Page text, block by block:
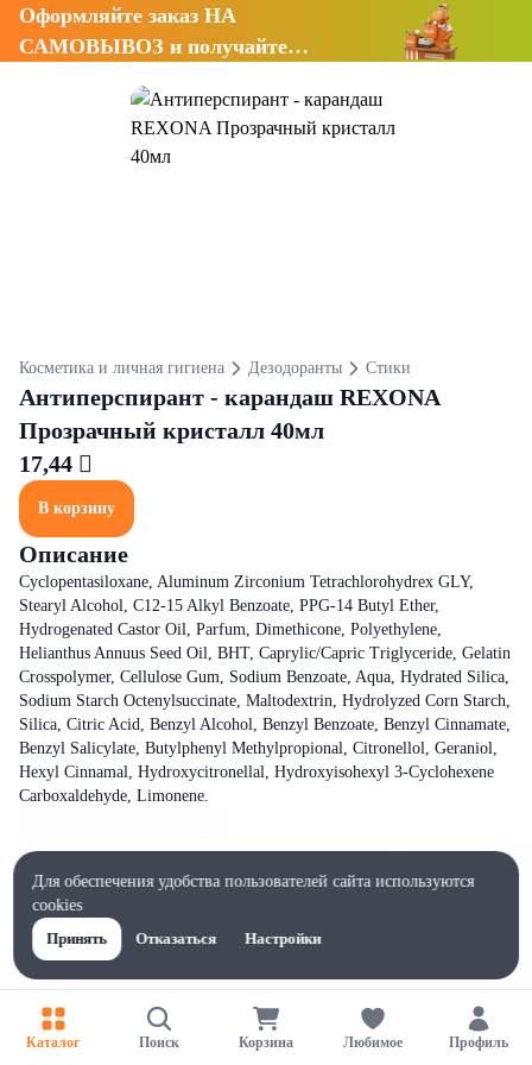
Оформляйте заказ НА
САМОВЫВОЗ и получайте
Косметика и личная гигиена Дезодоранты Стики
Антиперспирант - карандаш REXONA
Прозрачный кристалл 40мл
17,44 
В корзину
Описание
Cyclopentasiloxane, Aluminum Zirconium Tetrachlorohydrex GLY,
Stearyl Alcohol, C12-15 Alkyl Benzoate, PPG-14 Butyl Ether,
Hydrogenated Castor Oil, Parfum, Dimethicone, Polyethylene,
Helianthus Annuus Seed Oil, BHT, Caprylic/Capric Triglyceride, Gelatin
Crosspolymer, Cellulose Gum, Sodium Benzoate, Aqua, Hydrated Silica,
Sodium Starch Octenylsuccinate, Maltodextrin, Hydrolyzed Corn Starch,
Silica, Citric Acid, Benzyl Alcohol, Benzyl Benzoate, Benzyl Cinnamate,
Benzyl Salicylate, Butylphenyl Methylpropional, Citronellol, Geraniol,
Hexyl Cinnamal, Hydroxycitronellal, Hydroxyisohexyl 3-Cyclohexene
Carboxaldehyde, Limonene.
Каталог Поиск Корзина Любимое Профиль
Для обеспечения удобства пользователей сайта используются
cookies
Принять
Отказаться Настройки